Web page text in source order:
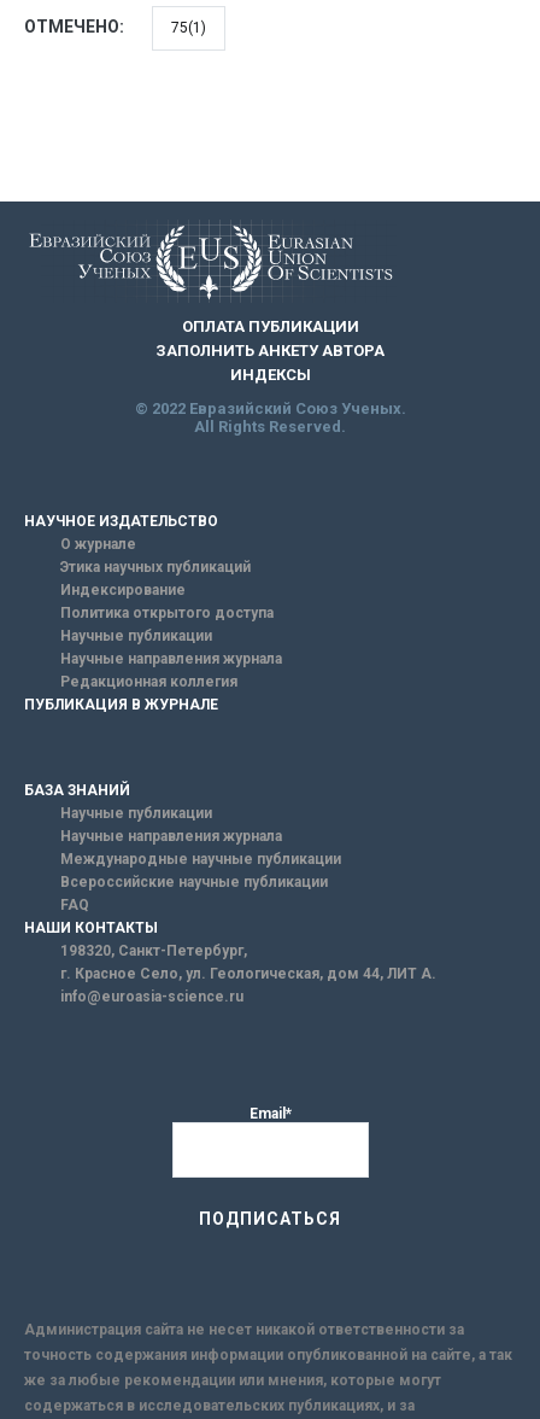
ОТМЕЧЕНО: 75(1)
ОПЛАТА ПУБЛИКАЦИИ
ЗАПОЛНИТЬ АНКЕТУ АВТОРА
ИНДЕКСЫ
© 2022 Евразийский Союз Ученых.
All Rights Reserved.
НАУЧНОЕ ИЗДАТЕЛЬСТВО
О журнале
Этика научных публикаций
Индексирование
Политика открытого доступа
Научные публикации
Научные направления журнала
Редакционная коллегия
ПУБЛИКАЦИЯ В ЖУРНАЛЕ
БАЗА ЗНАНИЙ
Научные публикации
Научные направления журнала
Международные научные публикации
Всероссийские научные публикации
FAQ
НАШИ КОНТАКТЫ
198320, Санкт-Петербург,
г. Красное Село, ул. Геологическая, дом 44, ЛИТ А.
info@euroasia-science.ru
Email*
Администрация сайта не несет никакой ответственности за
точность содержания информации опубликованной на сайте, а так
же за любые рекомендации или мнения, которые могут
содержаться в исследовательских публикациях, и за